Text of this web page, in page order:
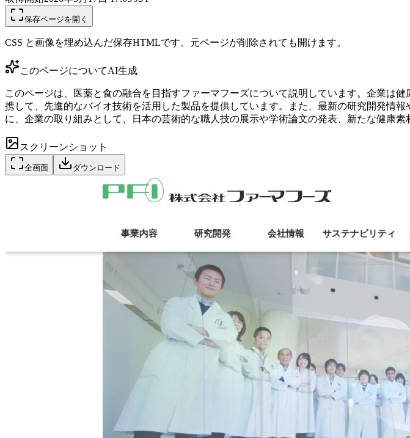
保存ページを開く
CSS と画像を埋め込んだ保存HTMLです。元ページが削除されても開けます。
このページについてAI生成
このページは、医薬と食の融合を目指すファーマフーズについて説明しています。企業は
携して、先進的なバイオ技術を活用した製品を提供しています。また、最新の研究開発情
に、企業の取り組みとして、日本の芸術的な職人技の展示や学術論文の発表、新たな健康素
スクリーンショット
全画面 ダウンロード